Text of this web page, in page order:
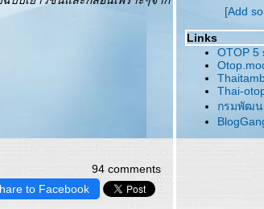
94 comments
to Facebook
[Add
Links
OTOP 5
Thai-
กรมพัฒ